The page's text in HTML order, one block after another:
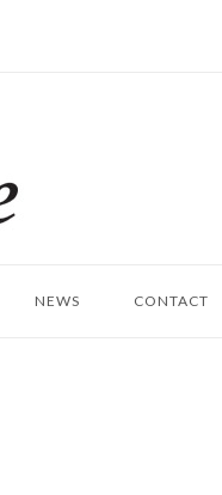
NEWS CONTACT